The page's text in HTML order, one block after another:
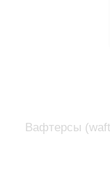
Вафтерсы